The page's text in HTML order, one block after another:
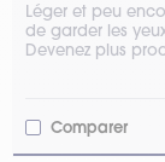
Léger et peu
de garder les
Devenez plus
Comparer